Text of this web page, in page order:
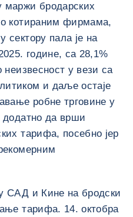
маржи бродарских
котираним фирмама,
сектору пала је на
године, са 28,1%
неизвесност у вези са
и даље остаје
робне трговине у
додатно да врши
тарифа, посебно јер
САД и Кине на бродски
тарифа. 14. октобра